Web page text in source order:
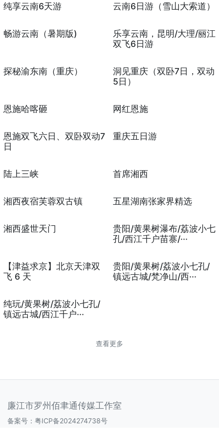
纯享云南6天游 云南6日游（雪山大索道）
畅游云南（暑期版)
乐享云南，昆明/大理/丽江
双飞6日游
探秘渝东南（重庆）
洞见重庆（双卧7日，双动
5日）
恩施哈喀砸 网红恩施
恩施双飞六日、双卧双动7
日
重庆五日游
陆上三峡 首席湘西
湘西夜宿芙蓉双古镇 五星湖南张家界精选
湘西盛世天门
贵阳/黄果树瀑布/荔波小七
孔/西江千户苗寨/···
【津益求京】北京天津双
飞 6 天
贵阳/黄果树/荔波小七孔/
镇远古城/梵净山/西···
纯玩/黄果树/荔波小七孔/
镇远古城/西江千户···
查看更多
廉江市罗州佰聿通传媒工作室
备案号： 粤ICP备2024274738号